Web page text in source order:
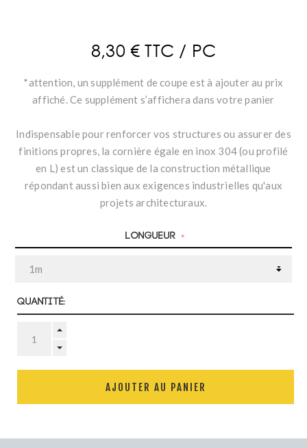
8,30 € TTC / PC
*attention, un supplément de coupe est à ajouter au prix
affiché. Ce supplément s’affichera dans votre panier
Indispensable pour renforcer vos structures ou assurer des
finitions propres, la cornière égale en inox 304 (ou profilé
en L) est un classique de la construction métallique
répondant aussi bien aux exigences industrielles qu'aux
projets architecturaux.
Longueur *
Quantité:
AJOUTER AU PANIER